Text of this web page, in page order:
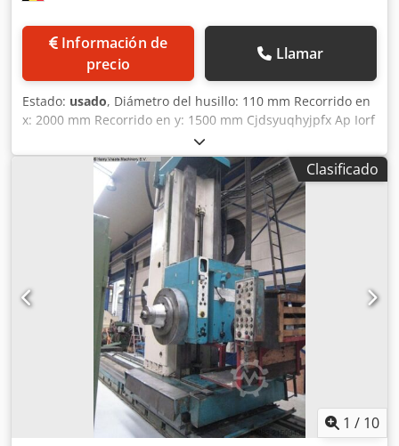
Información de
precio
Llamar
Estado: usado, Diámetro del husillo: 110 mm Recorrido en
x: 2000 mm Recorrido en y: 1500 mm Cjdsyuqhyjpfx Ap Iorf
Recorrido en z: 1450 mm Superficie de la mesa: 1400 x
1600 mm Cono ISO 50 Velocidad del husillo: 2 - 2500 rpm
Control TOSNUC 7-3 Potencia total requerida: 22 kW Los
datos técnicos son indicaciones del fabricante o del
operador y, por lo tanto, no son vinculantes para nosotros.
Nos reservamos la venta previa; se aplican exclusivamente
nuestros términos y condiciones generales de venta. Sobre
nosotros Más de 400 máquinas propias en stock Más de
15.000 m² de superficie de almacén, capacidad de grúa de
70 t Más de 10.000 artículos de accesorios para su taller Si
desea vender máquinas, líneas de producción o su
empresa, contáctenos. Encontrará más ofertas en nuestra
página web. Visitas posibles previa cita. Esperamos su
visita. Su equipo Markus Hirsch
Clasificado
1 / 10